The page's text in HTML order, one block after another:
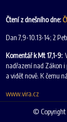
Čtení z dnešního dne:
Dan 7,9-10.13-14; 2
Komentář k Mt 17,1-9:
nadřazení nad Zákon i
a vidět nově. K čemu
www.vira.cz
© Copyright